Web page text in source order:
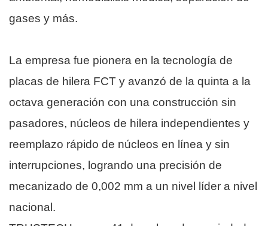
gases y más.
La empresa fue pionera en la tecnología de
placas de hilera FCT y avanzó de la quinta a la
octava generación con una construcción sin
pasadores, núcleos de hilera independientes y
reemplazo rápido de núcleos en línea y sin
interrupciones, logrando una precisión de
mecanizado de 0,002 mm a un nivel líder a nivel
nacional.